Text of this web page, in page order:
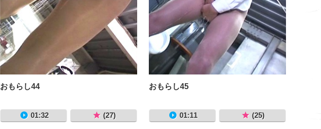
おもらし44
01:32 (27)
おもらし45
01:11 (25)